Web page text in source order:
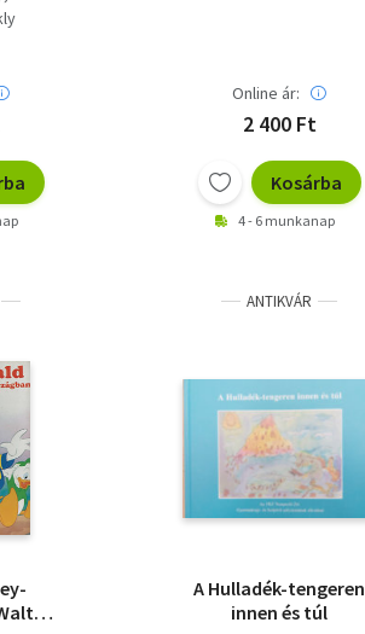
Online ár:
2 400 Ft
Kosárba
4 - 6 munkanap
ANTIKVÁR
A Hulladék-tengeren
innen és túl